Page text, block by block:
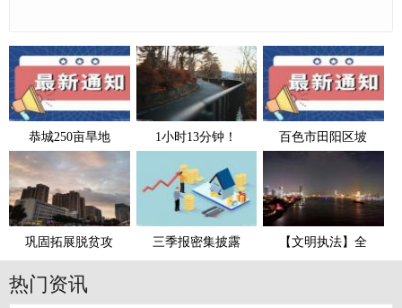
恭城250亩旱地 1小时13分钟！ 百色市田阳区坡
巩固拓展脱贫攻 三季报密集披露 【文明执法】全
热门资讯